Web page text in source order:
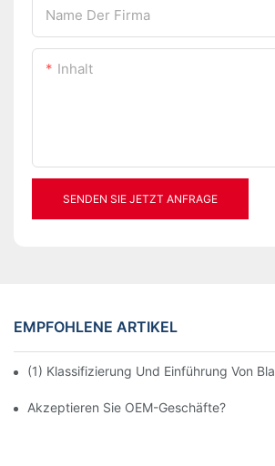
Name Der Firma
Inhalt
SENDEN SIE JETZT ANFRAGE
EMPFOHLENE ARTIKEL
(1) Klassifizierung Und Einführung Von
Akzeptieren Sie OEM-Geschäfte?